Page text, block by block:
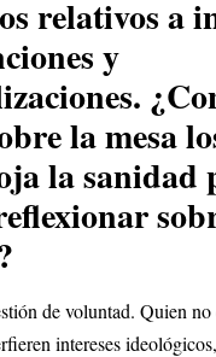
relativos a
y
la mesa
la sanidad
de voluntad. Quien
intereses